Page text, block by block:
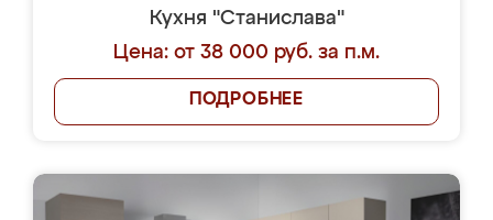
Кухня "Станислава"
Цена: от 38 000 руб. за п.м.
ПОДРОБНЕЕ